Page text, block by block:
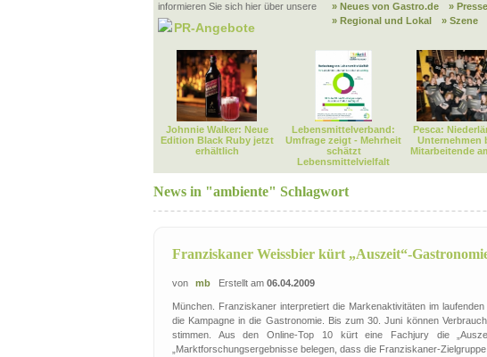
informieren Sie sich hier über unsere
PR-Angebote
» Neues von Gastro.de
»
» Regional und Lokal
» Szene
Johnnie Walker: Neue
Edition Black Ruby jetzt
erhältlich
Lebensmittelverband:
Umfrage zeigt - Mehrheit
schätzt
Lebensmittelvielfalt
Pesca:
Unternehmen
Mitarbeitende
News in "ambiente" Schlagwort
Franziskaner Weissbier kürt „Auszeit“-
von mb Erstellt am 06.04.2009
München. Franziskaner interpretiert die Markenaktivitäten im
die Kampagne in die Gastronomie. Bis zum 30. Juni können
stimmen. Aus den Online-Top 10 kürt eine Fachjury die
„Marktforschungsergebnisse belegen, dass die Franziskaner-Zielgruppe